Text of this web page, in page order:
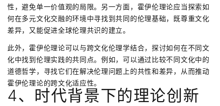
性，避免单一价值观的局限。另一方面，霍伊伦理论应当探索如
何在多元文化交融的环境中寻找到共同的伦理基础，既尊重文化
差异，又能促进全球伦理共识的建立。
此外，霍伊伦理论可以与跨文化伦理学结合，探讨如何在不同文
化中找到伦理实践的共同点。例如，可以通过比较不同文化中的
道德哲学，寻找它们在解决伦理问题上的共性和差异，从而推动
霍伊伦理论的跨文化适应性。
4、时代背景下的理论创新